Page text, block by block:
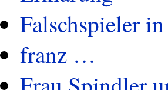
Falschspieler
franz …